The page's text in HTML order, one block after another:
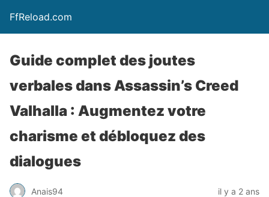
FfReload.com
Guide complet des joutes
verbales dans Assassin’s Creed
Valhalla : Augmentez votre
charisme et débloquez des
dialogues
Anais94 il y a 2 ans